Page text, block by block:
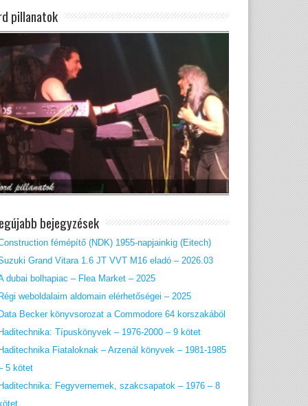
pillanatok
bejegyzések
fémépítő (NDK) 1955-napjainkig (Eitech)
Grand Vitara 1.6 JT VVT M16 eladó – 2026.03
dubai bolhapiac – Flea Market – 2025
weboldalaim aldomain elérhetőségei – 2025
Becker könyvsorozat a Commodore 64 korszakából
Típuskönyvek – 1976-2000 – 9 kötet
Fiataloknak – Arzenál könyvek – 1981-1985
5 kötet
Fegyvernemek, szakcsapatok – 1976 – 8